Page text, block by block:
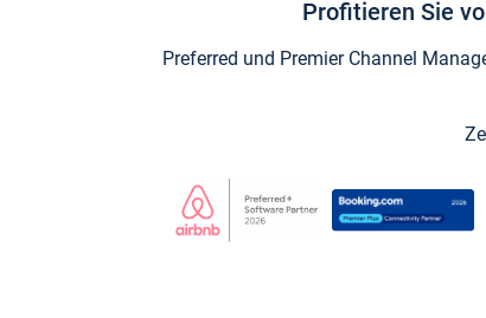
Profitieren Sie
Preferred und Premier Channel